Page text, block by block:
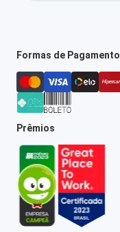
Formas de Pagamento
Prêmios